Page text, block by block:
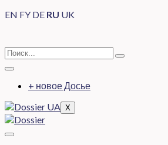
EN FY DE RU UK
+ новое Досье
X